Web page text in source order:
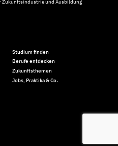
Zukunftsindustrie und Ausbildung
Studium finden
Berufe entdecken
Zukunftsthemen
Jobs, Praktika & Co.